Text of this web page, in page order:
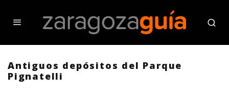
Antiguos depósitos del Parque
Pignatelli